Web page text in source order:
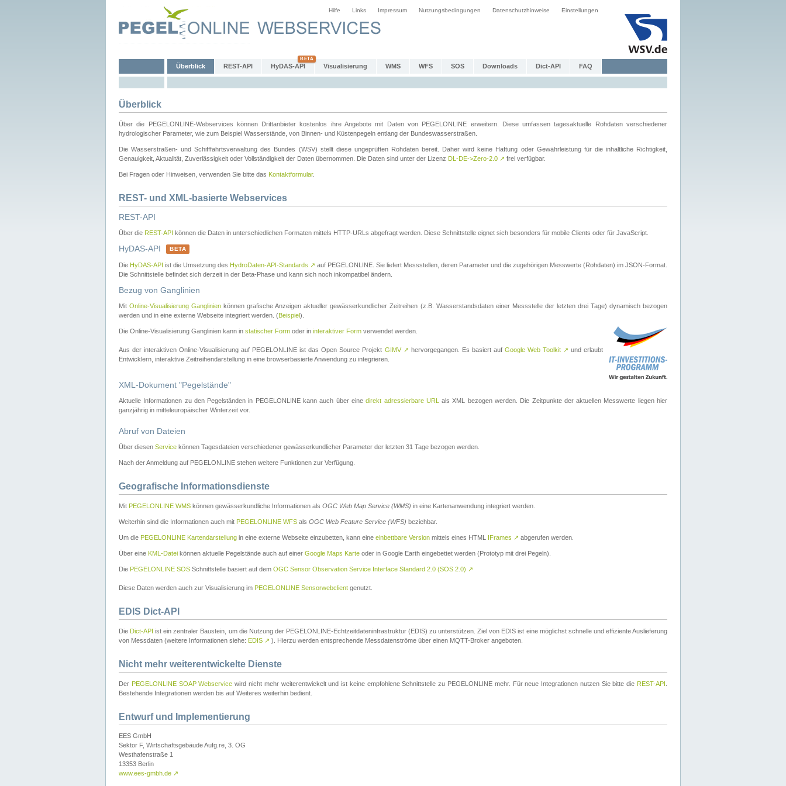
Hilfe Links Impressum Nutzungsbedingungen Datenschutzhinweise Einstellungen
Überblick REST-API HyDAS-API Visualisierung WMS WFS SOS Downloads Dict-API FAQ
Überblick
Über die PEGELONLINE-Webservices können Drittanbieter kostenlos ihre Angebote mit Daten von PEGELONLINE erweitern. Diese umfassen tagesaktuelle Rohdaten verschiedener
hydrologischer Parameter, wie zum Beispiel Wasserstände, von Binnen- und Küstenpegeln entlang der Bundeswasserstraßen.
Die Wasserstraßen- und Schifffahrtsverwaltung des Bundes (WSV) stellt diese ungeprüften Rohdaten bereit. Daher wird keine Haftung oder Gewährleistung für die inhaltliche Richtigkeit,
Genauigkeit, Aktualität, Zuverlässigkeit oder Vollständigkeit der Daten übernommen. Die Daten sind unter der Lizenz DL-DE->Zero-2.0 ↗ frei verfügbar.
Bei Fragen oder Hinweisen, verwenden Sie bitte das Kontaktformular.
REST- und XML-basierte Webservices
REST-API
Über die REST-API können die Daten in unterschiedlichen Formaten mittels HTTP-URLs abgefragt werden. Diese Schnittstelle eignet sich besonders für mobile Clients oder für JavaScript.
HyDAS-API BETA
Die HyDAS-API ist die Umsetzung des HydroDaten-API-Standards ↗ auf PEGELONLINE. Sie liefert Messstellen, deren Parameter und die zugehörigen Messwerte (Rohdaten) im JSON-Format.
Die Schnittstelle befindet sich derzeit in der Beta-Phase und kann sich noch inkompatibel ändern.
Bezug von Ganglinien
MitOnline-Visualisierung Ganglinien können grafische Anzeigen aktueller gewässerkundlicher Zeitreihen (z.B. Wasserstandsdaten einer Messstelle der letzten drei Tage) dynamisch bezogen
werden und in eine externe Webseite integriert werden. (Beispiel).
Die Online-Visualisierung Ganglinien kann in statischer Form oder in interaktiver Form verwendet werden.
Aus der interaktiven Online-Visualisierung auf PEGELONLINE ist das Open Source Projekt GIMV ↗ hervorgegangen. Es basiert auf Google Web Toolkit ↗ und erlaubt
Entwicklern, interaktive Zeitreihendarstellung in eine browserbasierte Anwendung zu integrieren.
XML-Dokument "Pegelstände"
Aktuelle Informationen zu den Pegelständen in PEGELONLINE kann auch über einedirekt adressierbare URL
als XML bezogen werden. Die Zeitpunkte der aktuellen Messwerte liegen hier
ganzjährig in mitteleuropäischer Winterzeit vor.
Abruf von Dateien
Über diesen Service können Tagesdateien verschiedener gewässerkundlicher Parameter der letzten 31 Tage bezogen werden.
Nach der Anmeldung auf PEGELONLINE stehen weitere Funktionen zur Verfügung.
Geografische Informationsdienste
Mit PEGELONLINE WMS können gewässerkundliche Informationen als OGC Web Map Service (WMS) in eine Kartenanwendung integriert werden.
Weiterhin sind die Informationen auch mit PEGELONLINE WFS als OGC Web Feature Service (WFS) beziehbar.
Um die PEGELONLINE Kartendarstellung in eine externe Webseite einzubetten, kann eine einbettbare Version mittels eines HTML IFrames ↗ abgerufen werden.
Über eine KML-Datei können aktuelle Pegelstände auch auf einer Google Maps Karte oder in Google Earth eingebettet werden (Prototyp mit drei Pegeln).
Die PEGELONLINE SOS Schnittstelle basiert auf dem OGC Sensor Observation Service Interface Standard 2.0 (SOS 2.0) ↗
Diese Daten werden auch zur Visualisierung im PEGELONLINE Sensorwebclient genutzt.
EDIS Dict-API
Die Dict-API ist ein zentraler Baustein, um die Nutzung der PEGELONLINE-Echtzeitdateninfrastruktur (EDIS) zu unterstützen. Ziel von EDIS ist eine möglichst schnelle und effiziente Auslieferung
von Messdaten (weitere Informationen siehe: EDIS ↗ ). Hierzu werden entsprechende Messdatenströme über einen MQTT-Broker angeboten.
Nicht mehr weiterentwickelte Dienste
Der PEGELONLINE SOAP Webservice wird nicht mehr weiterentwickelt und ist keine empfohlene Schnittstelle zu PEGELONLINE mehr. Für neue Integrationen nutzen Sie bitte die REST-API
Bestehende Integrationen werden bis auf Weiteres weiterhin bedient.
Entwurf und Implementierung
EES GmbH
Sektor F, Wirtschaftsgebäude Aufg.re, 3. OG
Westhafenstraße 1
13353 Berlin
www.ees-gmbh.de ↗